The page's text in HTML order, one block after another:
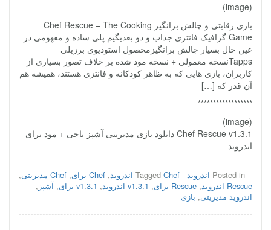
(image)
بازی رقابتی و چالش برانگیز Chef Rescue – The Cooking
Game گرافیک فانتزی جذاب و دو بعدیگیم پلی ساده و مفهومی در
عین حال بسیار چالش برانگیزمحصول استودیوی برزیلی
Tappsنسخه معمولی + نسخه مود شده بر خلاف تصور بسیاری از
کاربران، بازی هایی که به ظاهر کودکانه و فانتزی هستند، همیشه هم
آن قدر که […]
******************
(image)
Chef Rescue v1.3.1 دانلود بازی مدیریتی آشپز ناجی + مود برای
اندروید
Posted in اندروید Tagged Chef اندروید , Chef برای , Chef مدیریتی
,
Rescue اندروید
, Rescue برای , v1.3.1 اندروید , v1.3.1 برای , آشپز ,
اندروید مدیریتی, بازی